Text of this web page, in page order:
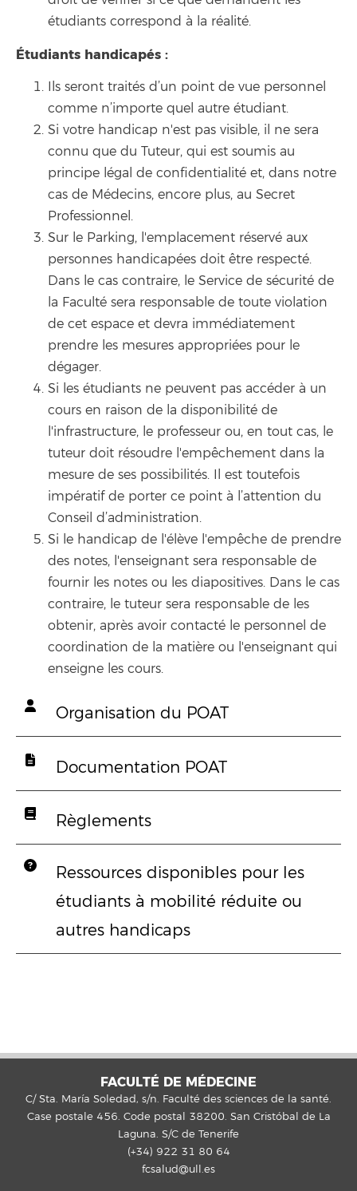
étudiants correspond à la réalité.
Étudiants handicapés :
Ils seront traités d’un point de vue personnel
comme n’importe quel autre étudiant.
Si votre handicap n'est pas visible, il ne sera
connu que du Tuteur, qui est soumis au
principe légal de confidentialité et, dans notre
cas de Médecins, encore plus, au Secret
Professionnel.
Sur le Parking, l'emplacement réservé aux
personnes handicapées doit être respecté.
Dans le cas contraire, le Service de sécurité de
la Faculté sera responsable de toute violation
de cet espace et devra immédiatement
prendre les mesures appropriées pour le
dégager.
Si les étudiants ne peuvent pas accéder à un
cours en raison de la disponibilité de
l'infrastructure, le professeur ou, en tout cas, le
tuteur doit résoudre l'empêchement dans la
mesure de ses possibilités. Il est toutefois
impératif de porter ce point à l’attention du
Conseil d’administration.
Si le handicap de l'élève l'empêche de prendre
des notes, l'enseignant sera responsable de
fournir les notes ou les diapositives. Dans le cas
contraire, le tuteur sera responsable de les
obtenir, après avoir contacté le personnel de
coordination de la matière ou l'enseignant qui
enseigne les cours.
Organisation du POAT
Documentation POAT
Règlements
Ressources disponibles pour les
étudiants à mobilité réduite ou
autres handicaps
FACULTÉ DE MÉDECINE
C/ Sta. María Soledad, s/n. Faculté des sciences de la santé.
Case postale 456. Code postal 38200. San Cristóbal de La
Laguna. S/C de Tenerife
(+34) 922 31 80 64
fcsalud@ull.es